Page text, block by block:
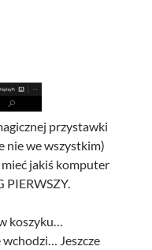
przystawki
nie we wszystkim)
jakiś komputer
PIERWSZY.
koszyku…
Jeszcze